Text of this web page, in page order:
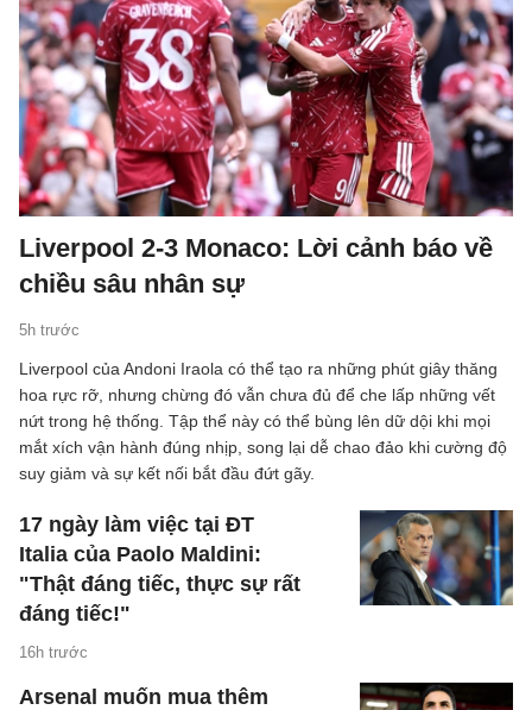
Liverpool 2-3 Monaco: Lời cảnh báo về
chiều sâu nhân sự
5h trước
Liverpool của Andoni Iraola có thể tạo ra những phút giây thăng
hoa rực rỡ, nhưng chừng đó vẫn chưa đủ để che lấp những vết
nứt trong hệ thống. Tập thể này có thể bùng lên dữ dội khi mọi
mắt xích vận hành đúng nhịp, song lại dễ chao đảo khi cường độ
suy giảm và sự kết nối bắt đầu đứt gãy.
17 ngày làm việc tại ĐT
Italia của Paolo Maldini:
"Thật đáng tiếc, thực sự rất
đáng tiếc!"
16h trước
Arsenal muốn mua thêm